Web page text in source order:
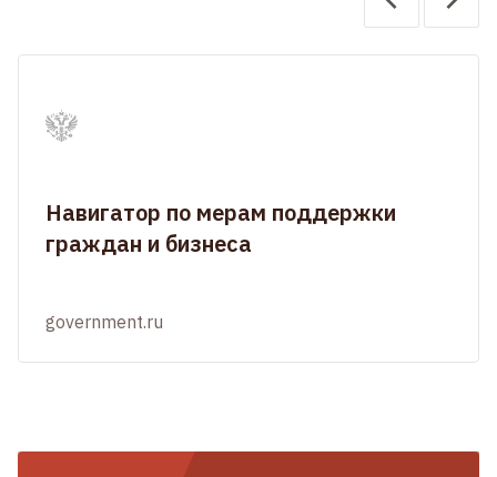
Навигатор по мерам поддержки
граждан и бизнеса
government.ru